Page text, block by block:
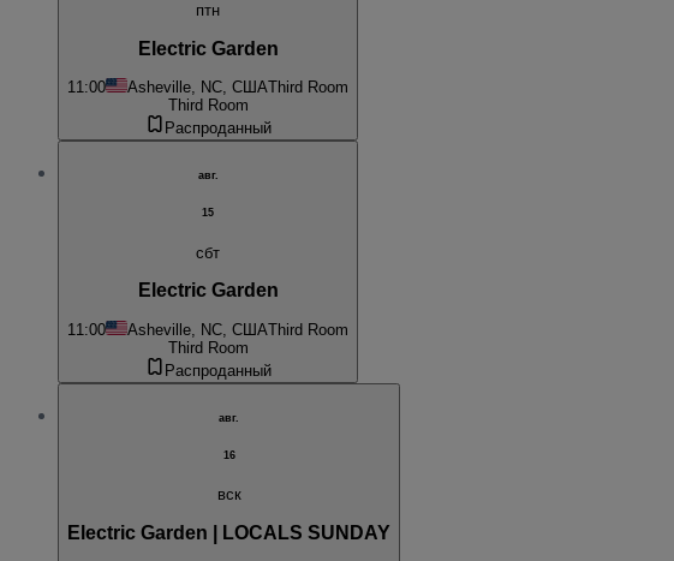
птн
Electric Garden
11:00 Asheville, NC, СШАThird Room
Third Room
Распроданный
авг.
15
сбт
Electric Garden
11:00 Asheville, NC, СШАThird Room
Third Room
Распроданный
авг.
16
вск
Electric Garden | LOCALS SUNDAY